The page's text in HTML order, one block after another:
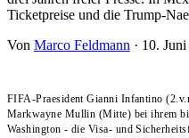
Ticketpreise und die Trump-
Von Marco Feldmann · 10.
FIFA-Praesident Gianni Infantino
Markwayne Mullin (Mitte) bei ihrem
Washington - die Visa- und